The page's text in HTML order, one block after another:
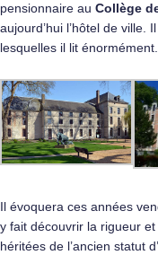
pensionnaire au Collège
aujourd’hui l’hôtel de ville.
lesquelles il lit énormément.
Il évoquera ces années
y fait découvrir la rigueur
héritées de l’ancien statut